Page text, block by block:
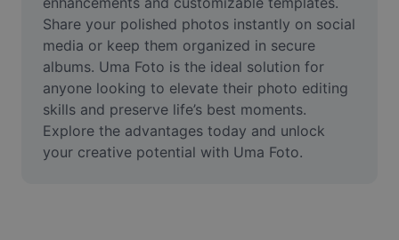
Remover plano de fundo de vídeo
Aprimorar qualidade
Editor de Video
Cortar Vídeo
Adicionar Legendas ao Vídeo
Share your polished photos instantly on social
media or keep them organized in secure
albums. Uma Foto is the ideal solution for
anyone looking to elevate their photo editing
skills and preserve life’s best moments.
Explore the advantages today and unlock
your creative potential with Uma Foto.